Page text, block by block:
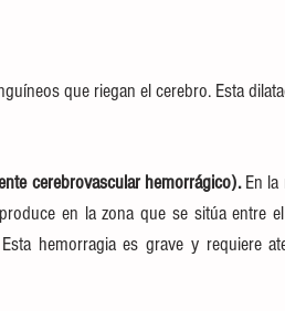
que riegan el cerebro. Esta
cerebrovascular hemorrágico). En la
en la zona que se sitúa entre
hemorragia es grave y requiere